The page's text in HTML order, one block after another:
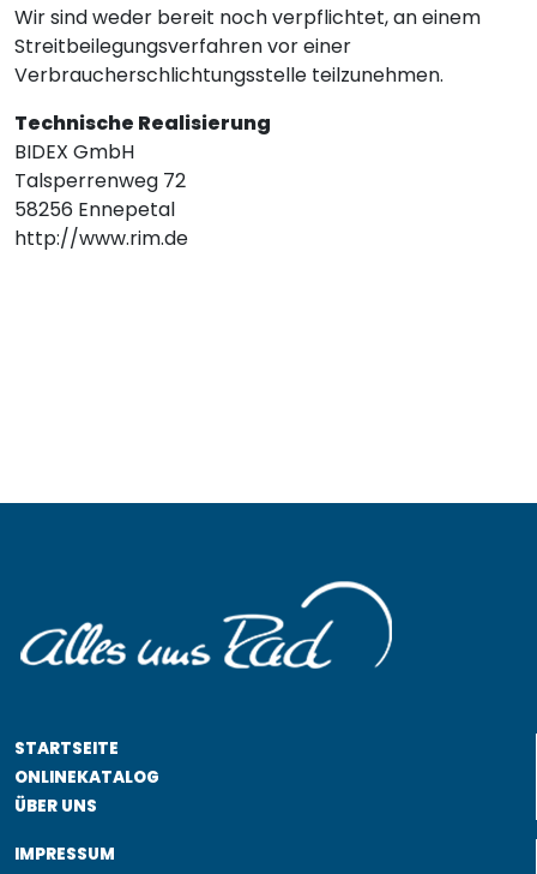
Wir sind weder bereit noch verpflichtet, an einem
Streitbeilegungsverfahren vor einer
Verbraucherschlichtungsstelle teilzunehmen.
Technische Realisierung
BIDEX GmbH
Talsperrenweg 72
58256 Ennepetal
http://www.rim.de
STARTSEITE
ONLINEKATALOG
ÜBER UNS
IMPRESSUM